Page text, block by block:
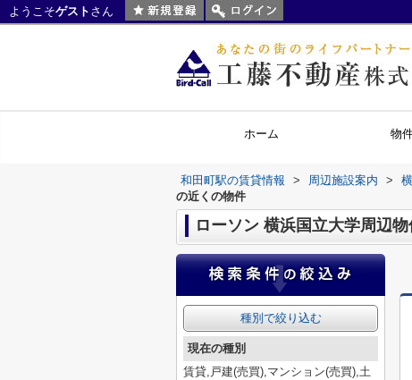
ようこそゲスト さん
ホーム 物
和田町駅の賃貸情報 > 周辺施設案内 >
の近くの物件
ローソン 横浜国立大学周辺物
種別で絞り込む
現在の種別
賃貸,戸建(売買),マンション(売買),土